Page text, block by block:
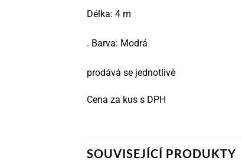
Délka: 4 m
. Barva: Modrá
prodává se jednotlivě
Cena za kus s DPH
SOUVISEJÍCÍ PRODUKTY